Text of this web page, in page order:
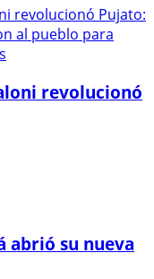
revolucionó
abrió su nueva